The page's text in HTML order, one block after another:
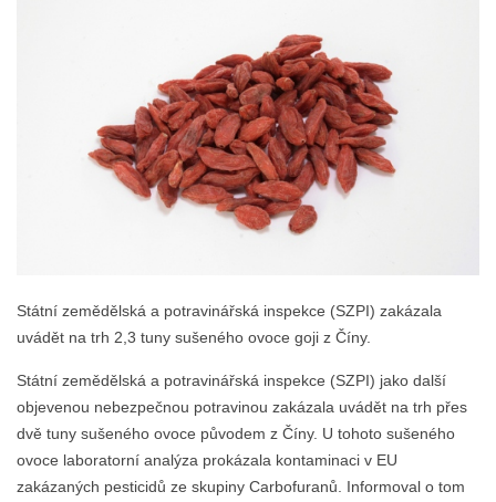
Státní zemědělská a potravinářská inspekce (SZPI) zakázala
uvádět na trh 2,3 tuny sušeného ovoce goji z Číny.
Státní zemědělská a potravinářská inspekce (SZPI) jako další
objevenou nebezpečnou potravinou zakázala uvádět na trh přes
dvě tuny sušeného ovoce původem z Číny. U tohoto sušeného
ovoce laboratorní analýza prokázala kontaminaci v EU
zakázaných pesticidů ze skupiny Carbofuranů. Informoval o tom